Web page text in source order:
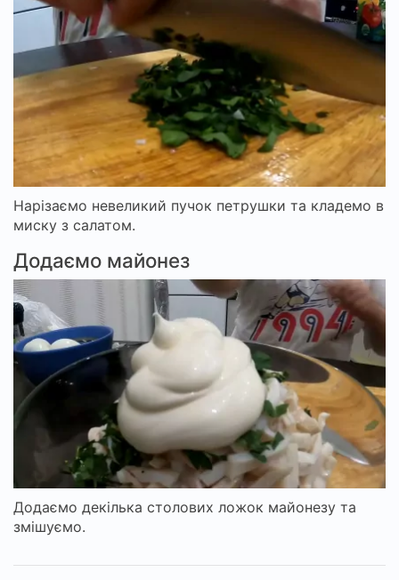
Нарізаємо невеликий пучок петрушки та кладемо в
миску з салатом.
Додаємо майонез
Додаємо декілька столових ложок майонезу та
змішуємо.